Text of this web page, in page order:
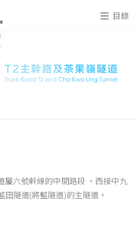
目錄
屬六號幹線的中間路段 ，西接中九
田隧道(將藍隧道)的主隧道。